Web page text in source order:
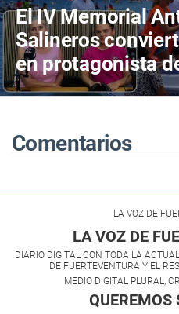
El IV Memorial
Salineros
en protagonista
Las Salinas del
Comentarios
LA VOZ DE
LA VOZ DE
DIARIO DIGITAL CON TODA LA
DE FUERTEVENTURA Y EL
MEDIO DIGITAL PLURAL,
QUEREMOS